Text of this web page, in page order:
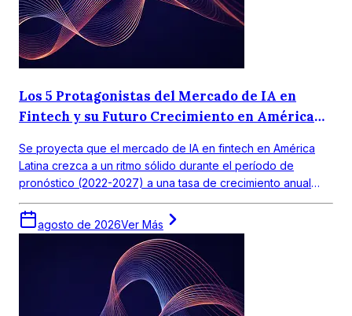
Los 5 Protagonistas del Mercado de IA en
Fintech y su Futuro Crecimiento en América
Se proyecta que el mercado de IA en fintech en América
Latina crezca a un ritmo sólido durante el período de
pronóstico (2022-2027) a una tasa de crecimiento anual
compuesta (CAGR) de 18,0%. El mercado objetivo en
América Latina obtuvo un valor de alrededor de USD 390
millones en 2021.
agosto de 2026Ver Más